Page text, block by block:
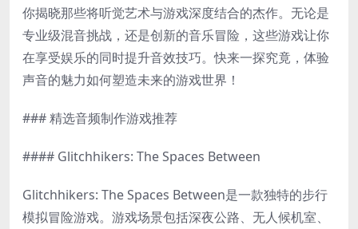
你揭晓那些将听觉艺术与游戏深度结合的杰作。无论是
专业级混音挑战，还是创新的音乐冒险，这些游戏让你
在享受娱乐的同时提升音效技巧。快来一探究竟，体验
声音的魅力如何塑造未来的游戏世界！
### 精选音频制作游戏推荐
#### Glitchhikers: The Spaces Between
Glitchhikers: The Spaces Between是一款独特的步行
模拟冒险游戏。游戏场景包括深夜公路、无人候机室、